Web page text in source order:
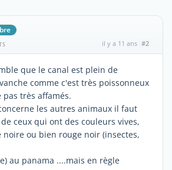
il y a 11 ans #2
que le canal est plein de
comme c'est très poissonneux
très affamés.
les autres animaux il faut
ceux qui ont des couleurs vives,
noire ou bien rouge noir (insectes,
au panama ....mais en règle